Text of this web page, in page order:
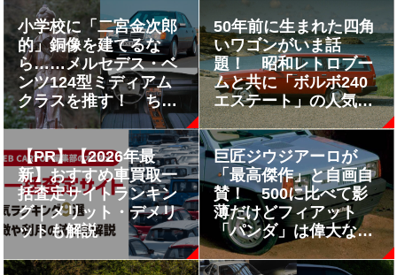
小学校に「二宮金次郎
的」銅像を建てるな
ら……メルセデス・ベ
ンツ124型ミディアム
クラスを推す！ ちび
っこに伝えるべき「最
50年前に生まれた四角
いワゴンがいま話
題！ 昭和レトロブー
ムと共に「ボルボ240
エステート」の人気が
急上昇中だった
【PR】【2026年最
新】おすすめ車買取一
括査定サイトランキン
グ｜メリット・デメリ
ットも解説
巨匠ジウジアーロが
「最高傑作」と自画自
賛！ 500に比べて影
薄だけどフィアット
「パンダ」は偉大な
り!!